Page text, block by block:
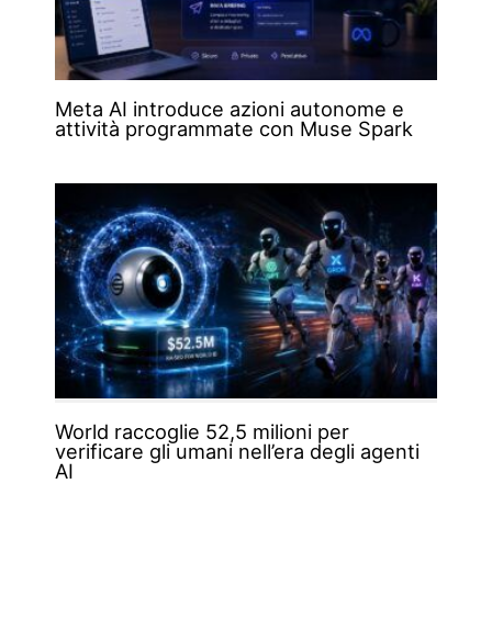
Meta AI introduce azioni autonome e
attività programmate con Muse Spark
World raccoglie 52,5 milioni per
verificare gli umani nell’era degli agenti
AI